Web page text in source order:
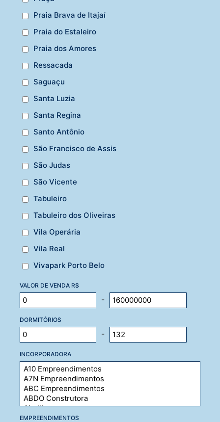
Praia Brava de Itajaí
Praia do Estaleiro
Praia dos Amores
Ressacada
Saguaçu
Santa Luzia
Santa Regina
Santo Antônio
São Francisco de Assis
São Judas
São Vicente
Tabuleiro
Tabuleiro dos Oliveiras
Vila Operária
Vila Real
Vivapark Porto Belo
VALOR DE VENDA R$
-
DORMITÓRIOS
-
INCORPORADORA
EMPREENDIMENTOS